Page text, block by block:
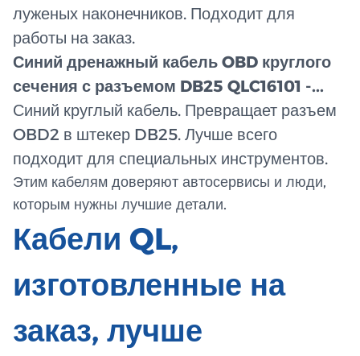
луженых наконечников. Подходит для
работы на заказ.
Синий дренажный кабель OBD круглого
сечения с разъемом DB25 QLC16101 -...
Синий круглый кабель. Превращает разъем
OBD2 в штекер DB25. Лучше всего
подходит для специальных инструментов.
Этим кабелям доверяют автосервисы и люди,
которым нужны лучшие детали.
Кабели QL,
изготовленные на
заказ, лучше